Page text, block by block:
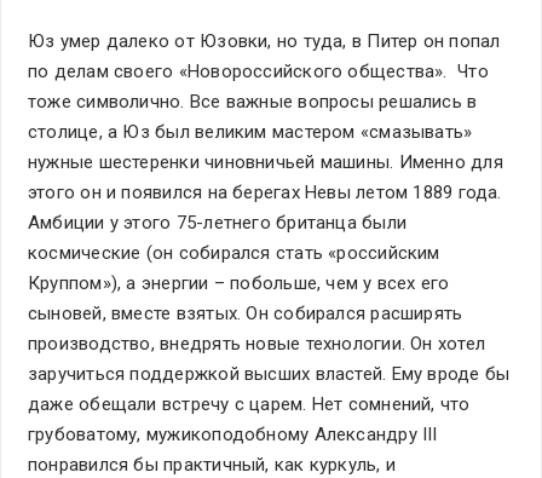
Юз умер далеко от Юзовки, но туда, в Питер он попал
по делам своего «Новороссийского общества». Что
тоже символично. Все важные вопросы решались в
столице, а Юз был великим мастером «смазывать»
нужные шестеренки чиновничьей машины. Именно для
этого он и появился на берегах Невы летом 1889 года.
Амбиции у этого 75-летнего британца были
космические (он собирался стать «российским
Круппом»), а энергии – побольше, чем у всех его
сыновей, вместе взятых. Он собирался расширять
производство, внедрять новые технологии. Он хотел
заручиться поддержкой высших властей. Ему вроде бы
даже обещали встречу с царем. Нет сомнений, что
грубоватому, мужикоподобному Александру III
понравился бы практичный, как куркуль, и